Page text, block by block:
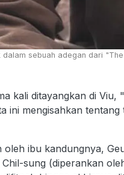
sebuah adegan dari
kali ditayangkan di
ini mengisahkan
oleh ibu kandungnya,
sung (diperankan